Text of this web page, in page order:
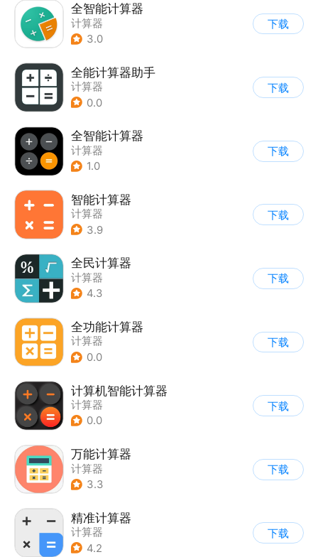
全智能计算器
计算器
3.0
下载
全能计算器助手
计算器
0.0
下载
全智能计算器
计算器
1.0
下载
智能计算器
计算器
3.9
下载
全民计算器
计算器
4.3
下载
全功能计算器
计算器
0.0
下载
计算机智能计算器
计算器
0.0
下载
万能计算器
计算器
3.3
下载
精准计算器
计算器
4.2
下载